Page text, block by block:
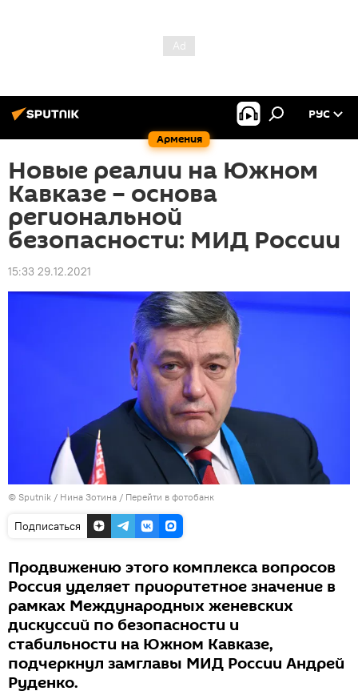
Армения
РУС
Новые реалии на Южном
Кавказе – основа
региональной
безопасности: МИД России
15:33 29.12.2021
© Sputnik / Нина Зотина / Перейти в фотобанк
Подписаться
Продвижению этого комплекса вопросов
Россия уделяет приоритетное значение в
рамках Международных женевских
дискуссий по безопасности и
стабильности на Южном Кавказе,
подчеркнул замглавы МИД России Андрей
Руденко.